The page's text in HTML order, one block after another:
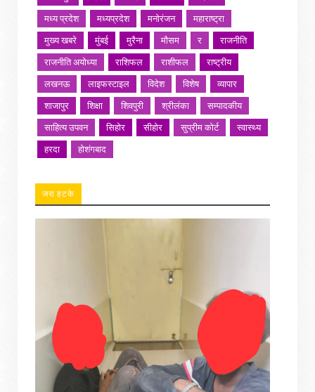
मध्य प्रदेश
मध्यप्रदेश मनोरंजन
महाराष्ट्रा
मुख्य खबरे
मुंबई मुरैना मौसम र
राजनीति
राजनीति अयोध्या
राशिफल राशीफल
राष्ट्रीय
लखनऊ
लाइफस्टाइल विदेश विशेष
व्यापार
शाजापुर
शिक्षा शिवपुरी श्रीलंका
सम्पादकीय
साहित्य उपवन
सिहोर सीहोर सुप्रीम कोर्ट
स्वास्थ्य
हरदा
होशंगबाद
जरा हटके